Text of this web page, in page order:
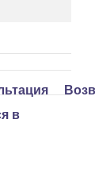
в